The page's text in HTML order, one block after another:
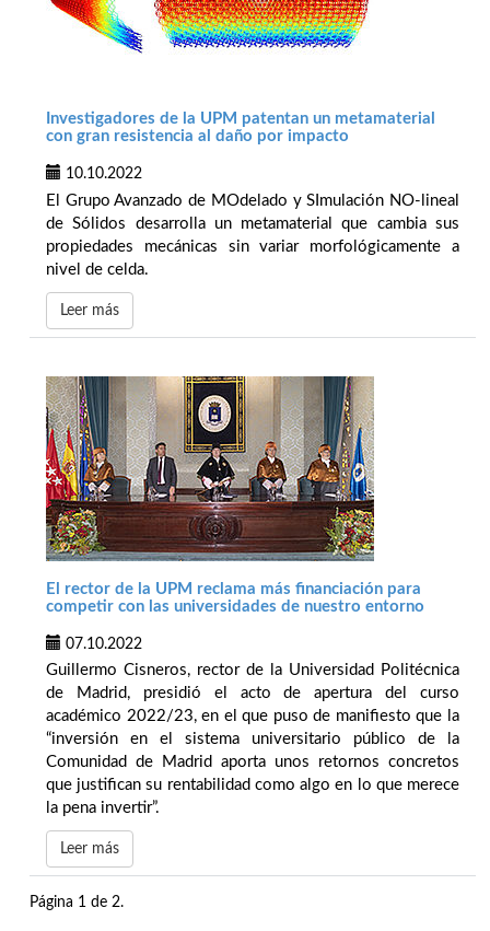
Investigadores de la UPM patentan un metamaterial
con gran resistencia al daño por impacto
10.10.2022
El Grupo Avanzado de MOdelado y SImulación NO-lineal
de Sólidos desarrolla un metamaterial que cambia sus
propiedades mecánicas sin variar morfológicamente a
nivel de celda.
Leer más
El rector de la UPM reclama más financiación para
competir con las universidades de nuestro entorno
07.10.2022
Guillermo Cisneros, rector de la Universidad Politécnica
de Madrid, presidió el acto de apertura del curso
académico 2022/23, en el que puso de manifiesto que la
“inversión en el sistema universitario público de la
Comunidad de Madrid aporta unos retornos concretos
que justifican su rentabilidad como algo en lo que merece
la pena invertir”.
Leer más
Página 1 de 2.